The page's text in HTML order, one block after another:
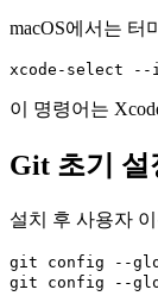
macOS에서는 터
이 명령어는
Git 초기 설
설치 후 사용자
git config --